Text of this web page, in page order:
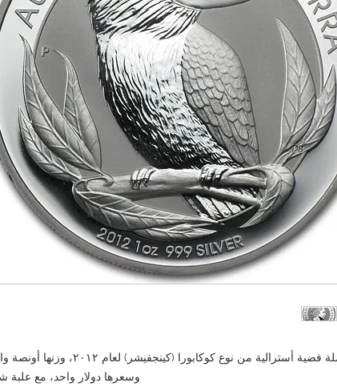
عملة فضية أسترالية من نوع كوكابورا (كينجفيشر) لعام
وسعرها دولار واحد، مع علبة